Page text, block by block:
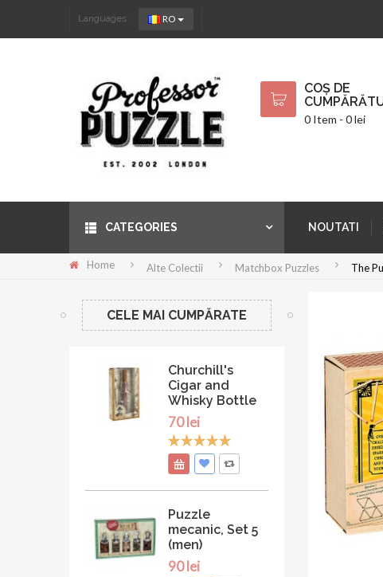
Languages : RO
COȘ DE
0 Item - 0 lei
CATEGORIES NOUTATI
Home Alte Colectii Matchbox Puzzles The
CELE MAI CUMPĂRATE
Churchill's
Cigar and
Whisky Bottle
70 lei
Puzzle
mecanic, Set 5
(men)
90 lei